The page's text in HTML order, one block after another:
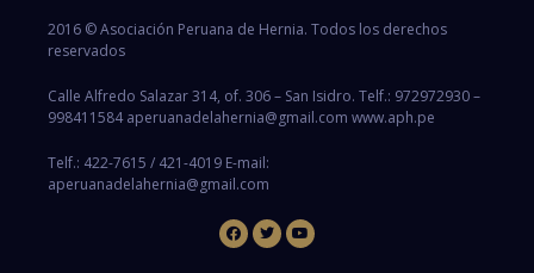
2016 © Asociación Peruana de Hernia. Todos los derechos
reservados
Calle Alfredo Salazar 314, of. 306 – San Isidro. Telf.: 972972930 –
998411584 aperuanadelahernia@gmail.com www.aph.pe
Telf.: 422-7615 / 421-4019 E-mail:
aperuanadelahernia@gmail.com